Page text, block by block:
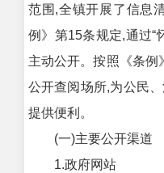
范围,全镇开展了信息
例》第15条规定,通过“
主动公开。按照《条例
公开查阅场所,为公民
提供便利。
(一)主要公开渠道
1.政府网站